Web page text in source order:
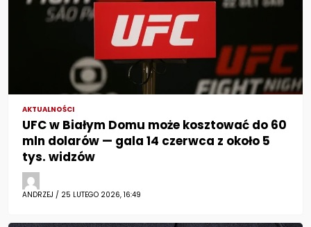
AKTUALNOŚCI
UFC w Białym Domu może kosztować do 60
mln dolarów — gala 14 czerwca z około 5
tys. widzów
ANDRZEJ / 25 LUTEGO 2026, 16:49